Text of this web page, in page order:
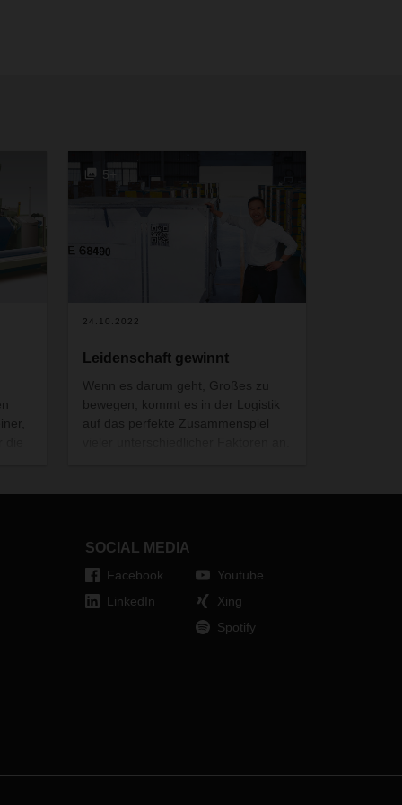
5+
24.10.2022
Leidenschaft gewinnt
Wenn es darum geht, Großes zu
bewegen, kommt es in der Logistik
auf das perfekte Zusammenspiel
Engagement und ihr Miteinander
„People Business“ – erst recht in
schwierigen Zeiten.
SOCIAL MEDIA
Facebook
LinkedIn
Youtube
Xing
Spotify